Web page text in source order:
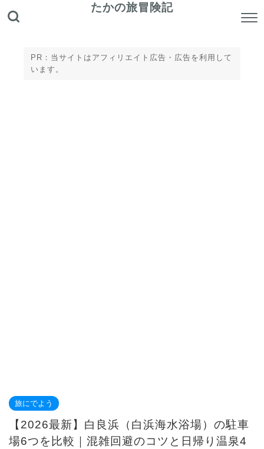
たかの旅冒険記
PR：当サイトはアフィリエイト広告・広告を利用して
います。
旅にでよう
【2026最新】白良浜（白浜海水浴場）の駐車
場6つを比較｜混雑回避のコツと日帰り温泉4